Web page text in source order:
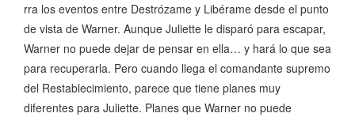
rra los eventos entre Destrózame y Libérame desde el punto
de vista de Warner. Aunque Juliette le disparó para escapar,
Warner no puede dejar de pensar en ella… y hará lo que sea
para recuperarla. Pero cuando llega el comandante supremo
del Restablecimiento, parece que tiene planes muy
diferentes para Juliette. Planes que Warner no puede